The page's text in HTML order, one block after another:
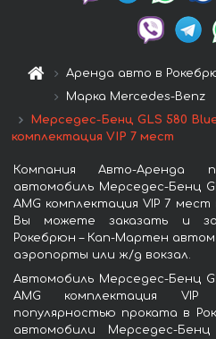
Аренда авто в
Марка Mercedes-Benz
Мерседес-Бенц GLS 580
комплектация VIP 7 мест
Компания Авто-Аренда
автомобиль Мерседес-Бенц
AMG комплектация VIP 7
Вы можете заказать и
Рокебрюн – Кап-Мартен
аэропорты или ж/д вокзал.
Автомобиль Мерседес-Бенц
AMG комплектация
популярностью проката в
автомобили Мерседес-